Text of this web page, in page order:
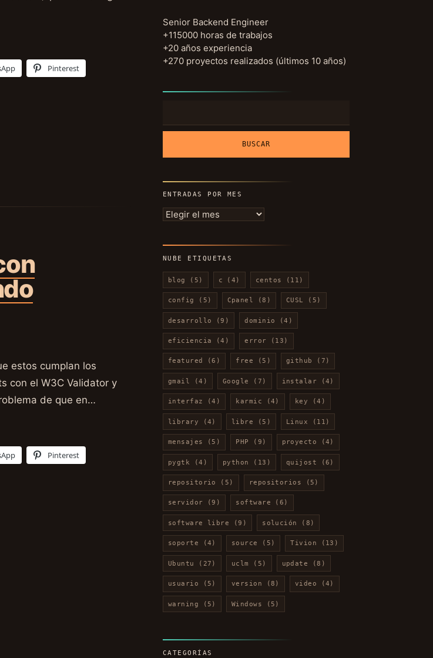
Pinterest
estos cumplan los
con el W3C Validator y
de que en…
Pinterest
Senior Backend Engineer
+115000 horas de trabajos
+20 años experiencia
+270 proyectos realizados (últimos 10 años)
ENTRADAS POR MES
Entradas
NUBE ETIQUETAS
blog (5) c (4) centos (11)
config (5) Cpanel (8) CUSL (5)
desarrollo (9) dominio (4)
eficiencia (4) error (13)
featured (6) free (5) github (7)
gmail (4) Google (7) instalar (4)
interfaz (4) karmic (4) key (4)
library (4) libre (5) Linux (11)
mensajes (5) PHP (9) proyecto (4)
pygtk (4) python (13) quijost (6)
repositorio (5) repositorios (5)
servidor (9) software (6)
software libre (9) solución (8)
soporte (4) source (5) Tivion (13)
Ubuntu (27) uclm (5) update (8)
usuario (5) version (8) video (4)
warning (5) Windows (5)
CATEGORÍAS